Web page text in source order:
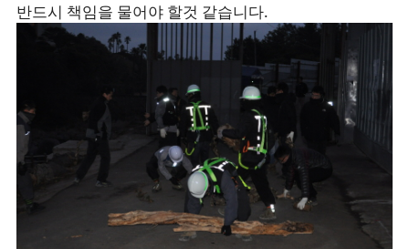
반드시 책임을 물어야 할것 같습니다.